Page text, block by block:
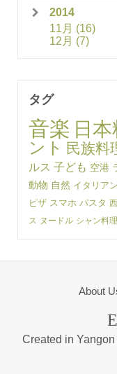
2014
11月 (16)
12月 (7)
タグ
音楽 日
ント
民族料
ルス 子ども 空港
動物 自然 イタリアン
ピザ スマホ パスタ
ス ヌードル シャン料理
About
Created in